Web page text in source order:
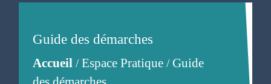
Guide des démarches
Accueil/Espace Pratique/Guide